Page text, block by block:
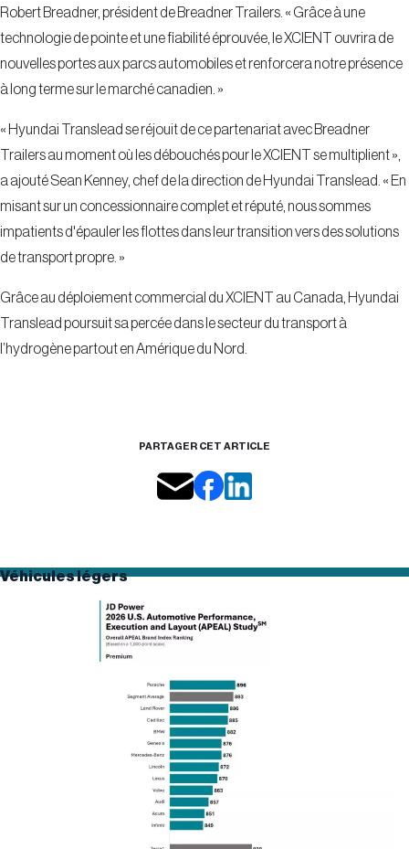
Robert Breadner, président de Breadner Trailers. « Grâce à une
technologie de pointe et une fiabilité éprouvée, le XCIENT ouvrira de
nouvelles portes aux parcs automobiles et renforcera notre présence
à long terme sur le marché canadien. »
« Hyundai Translead se réjouit de ce partenariat avec Breadner
Trailers au moment où les débouchés pour le XCIENT se multiplient »,
a ajouté Sean Kenney, chef de la direction de Hyundai Translead. « En
misant sur un concessionnaire complet et réputé, nous sommes
impatients d'épauler les flottes dans leur transition vers des solutions
de transport propre. »
Grâce au déploiement commercial du XCIENT au Canada, Hyundai
Translead poursuit sa percée dans le secteur du transport à
l’hydrogène partout en Amérique du Nord.
PARTAGER CET ARTICLE
Véhicules légers